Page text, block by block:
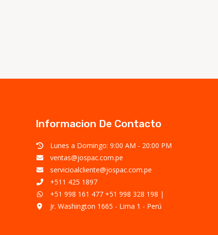
Informacion De Contacto
Lunes a Domingo: 9:00 AM - 20:00 PM
ventas@jospac.com.pe
servicioalcliente@jospac.com.pe
+511 425 1897
+51 998 161 477 +51 998 328 198 |
Jr. Washington 1665 - Lima 1 - Perú